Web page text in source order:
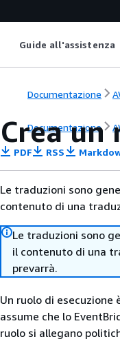
Guide all'assistenza
Documentazione
Documentazione
Crea un
PDF RSS
Le traduzioni sono
contenuto di una
Le traduzioni sono
il contenuto di una
prevarrà.
Un ruolo di esecuzione
assume che lo
ruolo si allegano